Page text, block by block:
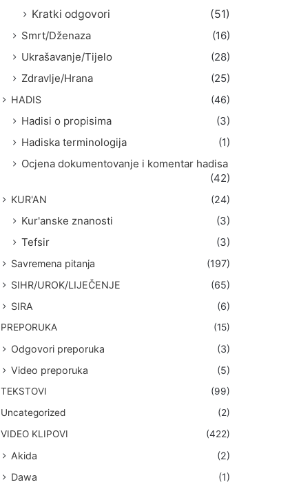
Kratki odgovori
(51)
Smrt/Dženaza
(16)
Ukrašavanje/Tijelo
(28)
Zdravlje/Hrana
(25)
HADIS (46)
Hadisi o propisima
(3)
Hadiska terminologija
(1)
Ocjena dokumentovanje i komentar hadisa
(42)
KUR'AN (24)
Kur'anske znanosti
(3)
Tefsir
(3)
Savremena pitanja
(197)
SIHR/UROK/LIJEČENJE
(65)
SIRA
(6)
PREPORUKA (15)
Odgovori preporuka
(3)
Video preporuka
(5)
TEKSTOVI
(99)
Uncategorized
(2)
VIDEO KLIPOVI
(422)
Akida
(2)
Dawa
(1)